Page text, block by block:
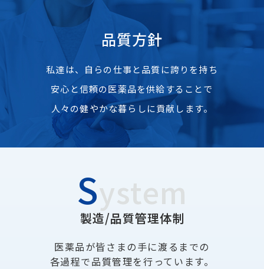
品質方針
私達は、自らの仕事と品質に誇りを持ち
安心と信頼の医薬品を供給することで
人々の健やかな暮らしに貢献します。
System
製造/品質管理体制
医薬品が皆さまの手に渡るまでの
各過程で品質管理を行っています。